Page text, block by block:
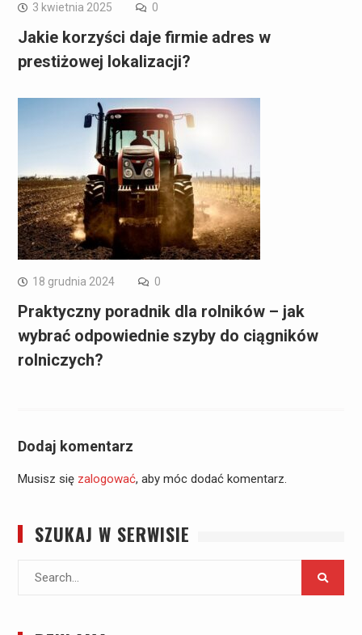
3 kwietnia 2025 0
Jakie korzyści daje firmie adres w
prestiżowej lokalizacji?
18 grudnia 2024 0
Praktyczny poradnik dla rolników – jak
wybrać odpowiednie szyby do ciągników
rolniczych?
Dodaj komentarz
Musisz się zalogować, aby móc dodać komentarz.
SZUKAJ W SERWISIE